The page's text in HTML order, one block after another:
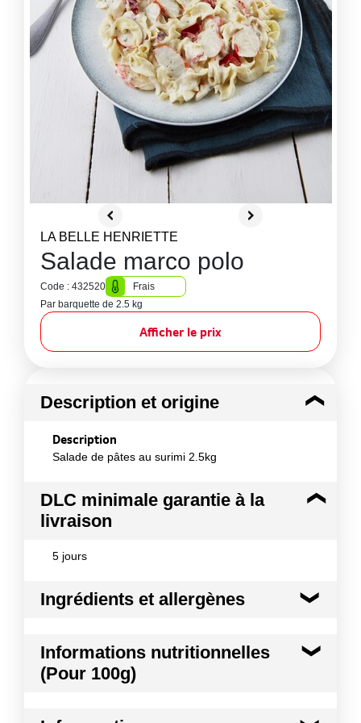
LA BELLE HENRIETTE
Salade marco polo
Code : 432520
Frais
Par barquette de 2.5 kg
Afficher le prix
Description et origine
Description
Salade de pâtes au surimi 2.5kg
DLC minimale garantie à la
livraison
5 jours
Ingrédients et allergènes
pâtes cuites 37% (eau, semoule de BLE, blanc
d'ŒUF en poudre, sel), surimi 23% (eau, chair de
POISSON, amidon (BLE), blanc d'ŒUF, huile de
Informations nutritionnelles
(Pour 100g)